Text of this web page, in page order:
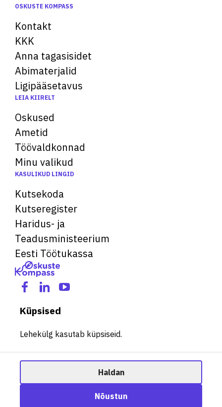
Ametisoovitaja
OSKUSTE KOMPASS
Kontakt
KKK
Anna tagasisidet
Abimaterjalid
Ligipääsetavus
LEIA KIIRELT
Oskused
Ametid
Töövaldkonnad
Minu valikud
KASULIKUD LINGID
Kutsekoda
Kutseregister
Haridus- ja
Teadusministeerium
Eesti Töötukassa
Küpsised
Lehekülg kasutab küpsiseid.
Haldan
Nõustun